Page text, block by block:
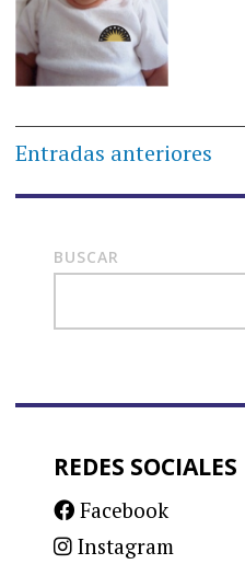
Navegación
de
Entradas anteriores
BUSCAR
REDES SOCIALES
Facebook
Instagram